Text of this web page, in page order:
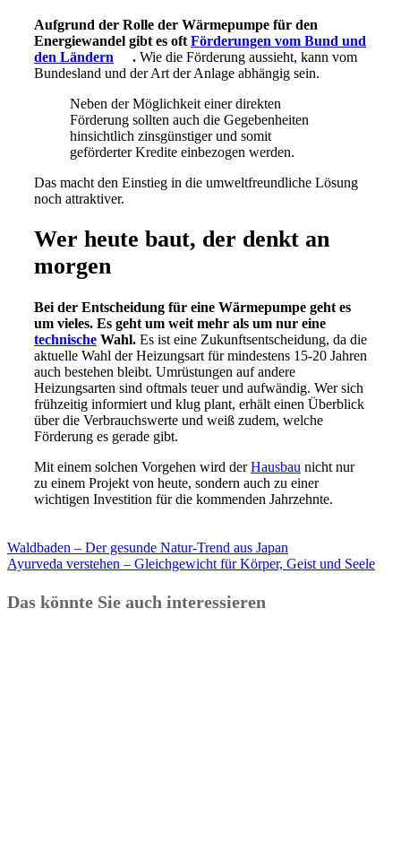
Aufgrund der Rolle der Wärmepumpe für den
Energiewandel gibt es oft Förderungen vom Bund und
den Ländern
. Wie die Förderung aussieht, kann vom
Bundesland und der Art der Anlage abhängig sein.
Neben der Möglichkeit einer direkten
Förderung sollten auch die Gegebenheiten
hinsichtlich zinsgünstiger und somit
geförderter Kredite einbezogen werden.
Das macht den Einstieg in die umweltfreundliche Lösung
noch attraktiver.
Wer heute baut, der denkt an
morgen
Bei der Entscheidung für eine Wärmepumpe geht es
um vieles. Es geht um weit mehr als um nur eine
technische Wahl. Es ist eine Zukunftsentscheidung, da die
aktuelle Wahl der Heizungsart für mindestens 15-20 Jahren
auch bestehen bleibt. Umrüstungen auf andere
Heizungsarten sind oftmals teuer und aufwändig. Wer sich
frühzeitig informiert und klug plant, erhält einen Überblick
über die Verbrauchswerte und weiß zudem, welche
Förderung es gerade gibt.
Mit einem solchen Vorgehen wird derHausbau nicht nur
zu einem Projekt von heute, sondern auch zu einer
wichtigen Investition für die kommenden Jahrzehnte.
Waldbaden – Der gesunde Natur-Trend aus Japan
Ayurveda verstehen – Gleichgewicht für Körper, Geist und Seele
Das könnte Sie auch interessieren